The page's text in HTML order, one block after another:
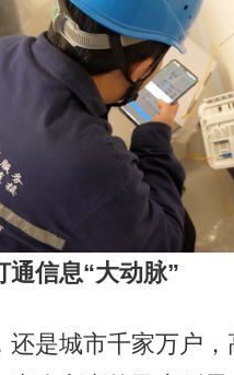
通信息“大动脉”
是城市千家万户，